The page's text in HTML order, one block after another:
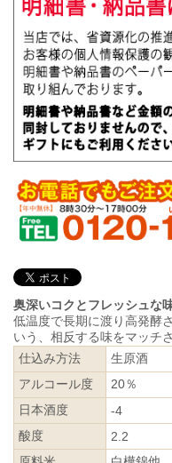
奥深いコクとフレッシュな
低温度で長期に渡り高発酵
いう、相反する味をマッチ
仕込み方法
生原酒
アルコール度
20％
日本酒度
-4
酸度
2.2